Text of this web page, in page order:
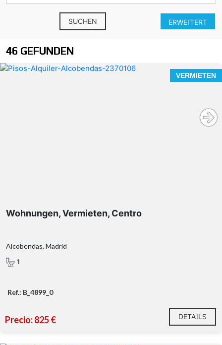
ERWEITERT
SUCHEN
46 GEFUNDEN
VERMIETEN
Wohnungen, Vermieten, Centro
Alcobendas, Madrid
1
Ref.: B_4899_0
Precio: 825 € DETAILS